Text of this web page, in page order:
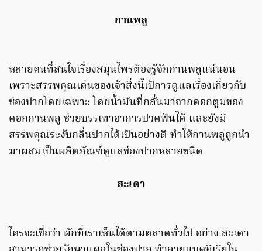
กานพลู
หลายคนที่สนใจเรื่องสมุนไพรต้องรู้จักกานพลูแน่นอน
เพราะสรรพคุณเด่นของเจ้าสิ่งนี้เป็การดูแลเรื่องเกี่ยวกับ
ช่องปากโดยเฉพาะ โดยน้ำมันที่กลั่นมาจากดอกตูมของ
ดอกกานพลู ช่วยบรรเทาอาการปวดฟันได้ และยังมี
สรรพคุณระงับกลิ่นปากได้เป็นอย่างดี ทำให้กานพลูถูกนำ
มาผสมเป็นผลิตภัณฑ์ดูแลช่องปากหลายชนิด
สะเดา
ใครจะเชื่อว่า ผักที่เราเห็นได้ตามตลาดทั่วไป อย่าง สะเดา